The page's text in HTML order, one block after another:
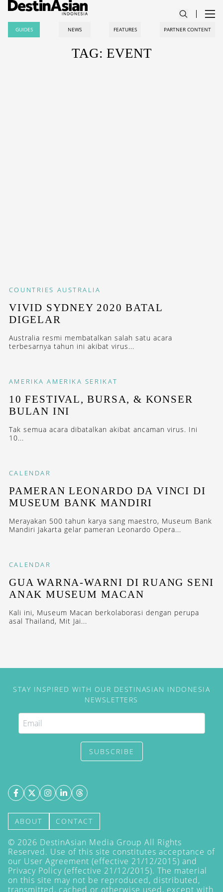
GUIDES NEWS FEATURES PARTNER CONTENT
TAG: EVENT
COUNTRIES AUSTRALIA
VIVID SYDNEY 2020 BATAL
DIGELAR
Australia resmi membatalkan salah satu acara
terbesarnya tahun ini akibat virus...
AMERIKA AMERIKA SERIKAT
10 FESTIVAL, BURSA, & KONSER
BULAN INI
Tak semua acara dibatalkan akibat ancaman virus. Ini
10...
CALENDAR
PAMERAN LEONARDO DA VINCI DI
MUSEUM BANK MANDIRI
Merayakan 500 tahun karya sang maestro, Museum Bank
Mandiri Jakarta gelar pameran Leonardo Opera...
CALENDAR
GUA WARNA-WARNI DI RUANG SENI
ANAK MUSEUM MACAN
Kali ini, Museum Macan berkolaborasi dengan perupa
asal Thailand, Mit Jai...
STAY INSPIRED WITH OUR DESTINASIAN INDONESIA
NEWSLETTERS
SUBSCRIBE
ABOUT CONTACT
© 2026 DestinAsian Media Group All Rights
Reserved. Use of this site constitutes acceptance of
our User Agreement (effective 21/12/2015) and
Privacy Policy (effective 21/12/2015). The material
on this site may not be reproduced, distributed,
transmitted, cached or otherwise used, except with